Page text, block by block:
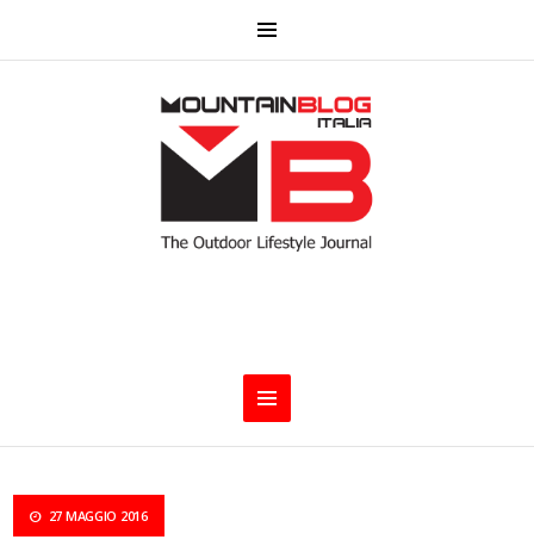
27 MAGGIO 2016